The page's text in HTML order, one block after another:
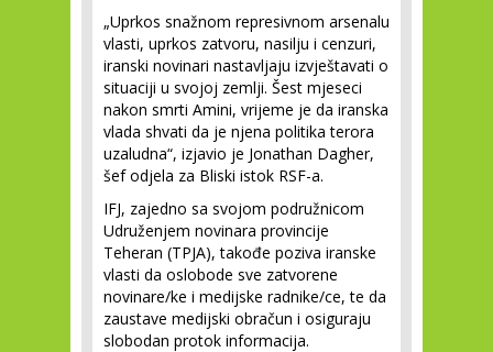
„Uprkos snažnom represivnom arsenalu
vlasti, uprkos zatvoru, nasilju i cenzuri,
iranski novinari nastavljaju izvještavati o
situaciji u svojoj zemlji. Šest mjeseci
nakon smrti Amini, vrijeme je da iranska
vlada shvati da je njena politika terora
uzaludna“, izjavio je Jonathan Dagher,
šef odjela za Bliski istok RSF-a.
IFJ, zajedno sa svojom podružnicom
Udruženjem novinara provincije
Teheran (TPJA), takođe poziva iranske
vlasti da oslobode sve zatvorene
novinare/ke i medijske radnike/ce, te da
zaustave medijski obračun i osiguraju
slobodan protok informacija.